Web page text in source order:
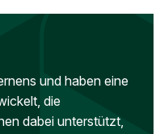
und haben eine
die
dabei unterstützt,